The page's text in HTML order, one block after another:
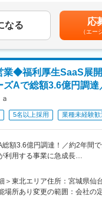
魅力：
オニアグループの一員として
展開を目指し、地域社会と連
ています。働きやすい環境と
業として、多くの技術者にと
会社の定める業務
安定性
約7割は大手一次請けSIer案件
確立しています。顧客からの
環境
1回、エンジニアと現場双方へ
や課題、今後のキャリアにつ
ることなく、安心して働ける
くなる案件を受けないため、
ない環境です。さらに3カ月
員の声を制度へ反映している
ども社員の要望から1年以内
昇給に加え、案件単価の向上
入社半年で3～12％の昇給実
額であり、選考を通じて上下
額)は固定手当を含めた表記で
なる 応
（エー
業◆福利厚生SaaS展
ズAで総額3.6億円調達
5名以上採用 業種未経験歓
額3.6億円調達！／約2年間
利用する事業に急成長
成・地方活性化を推進
「時代を担う新星たち
＞東北エリア住所：宮城県仙
場所あり変更の範囲：会社の